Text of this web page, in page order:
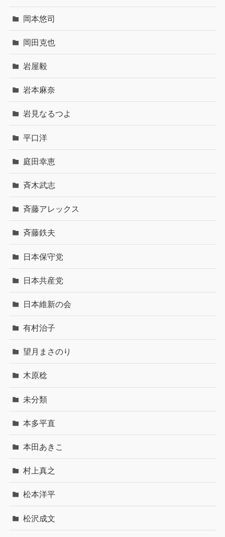
岡本悠司
岡田克也
岩屋毅
岩本麻奈
岩見なるつよ
平口洋
庭田幸恵
斉木武志
斉藤アレックス
斉藤鉄夫
日本保守党
日本共産党
日本維新の会
有村治子
望月まさのり
木原稔
未分類
本多平直
本田あきこ
村上真之
松本洋平
松沢成文